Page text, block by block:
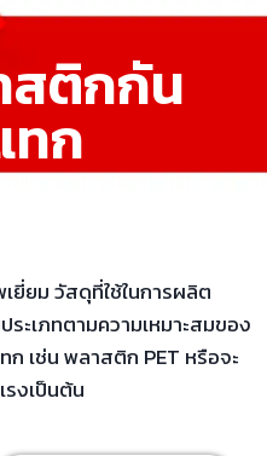
สติกกัน
ทก
ยม วัสดุที่ใช้ในการผลิต
ะเภทตามความเหมาะสมของ
เช่น พลาสติก PET หรือจะ
รงเป็นต้น